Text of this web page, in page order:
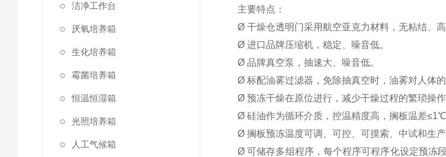
洁净工作台
厌氧培养箱
生化培养箱
霉菌培养箱
恒温恒湿箱
光照培养箱
人工气候箱
主要特点：
Ø 干燥仓透明门采用航空亚克力材料，无粘结、
Ø 进口品牌压缩机，稳定、噪音低。
Ø 品牌真空泵，抽速大、噪音低。
Ø 标配油雾过滤器，免除抽真空时，油雾对人体的
Ø 预冻干燥在原位进行，减少干燥过程的繁琐操
Ø 硅油作为循环介质，控温精度高，搁板温差
Ø 搁板预冻温度可调、可控、可摸索、中试和生产
Ø 可储存多组程序，每个程序可程序化设定预冻